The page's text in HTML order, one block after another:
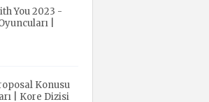
You 2023 -
|
Konusu
| Kore Dizisi